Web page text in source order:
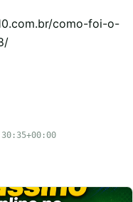
como-foi-o-